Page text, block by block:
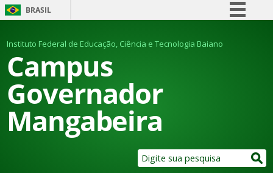
BRASIL
Comunica BR
Acesso à informação
Instituto Federal de Educação, Ciência e Tecnologia Baiano
Campus
Governador
Mangabeira